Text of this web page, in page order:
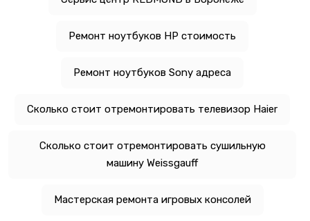
Ремонт ноутбуков HP стоимость
Ремонт ноутбуков Sony адреса
Сколько стоит отремонтировать телевизор Haier
Сколько стоит отремонтировать сушильную
машину Weissgauff
Мастерская ремонта игровых консолей